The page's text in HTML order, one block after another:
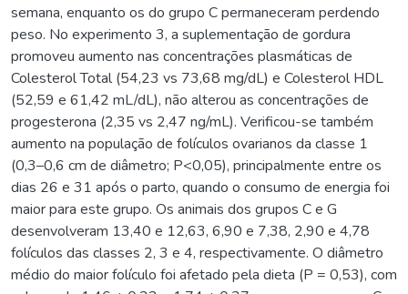
semana, enquanto os do grupo C permaneceram perdendo
peso. No experimento 3, a suplementação de gordura
promoveu aumento nas concentrações plasmáticas de
Colesterol Total (54,23 vs 73,68 mg/dL) e Colesterol HDL
(52,59 e 61,42 mL/dL), não alterou as concentrações de
progesterona (2,35 vs 2,47 ng/mL). Verificou-se também
aumento na população de folículos ovarianos da classe 1
(0,3–0,6 cm de diâmetro; P<0,05), principalmente entre os
dias 26 e 31 após o parto, quando o consumo de energia foi
maior para este grupo. Os animais dos grupos C e G
desenvolveram 13,40 e 12,63, 6,90 e 7,38, 2,90 e 4,78
folículos das classes 2, 3 e 4, respectivamente. O diâmetro
médio do maior folículo foi afetado pela dieta (P = 0,53), com